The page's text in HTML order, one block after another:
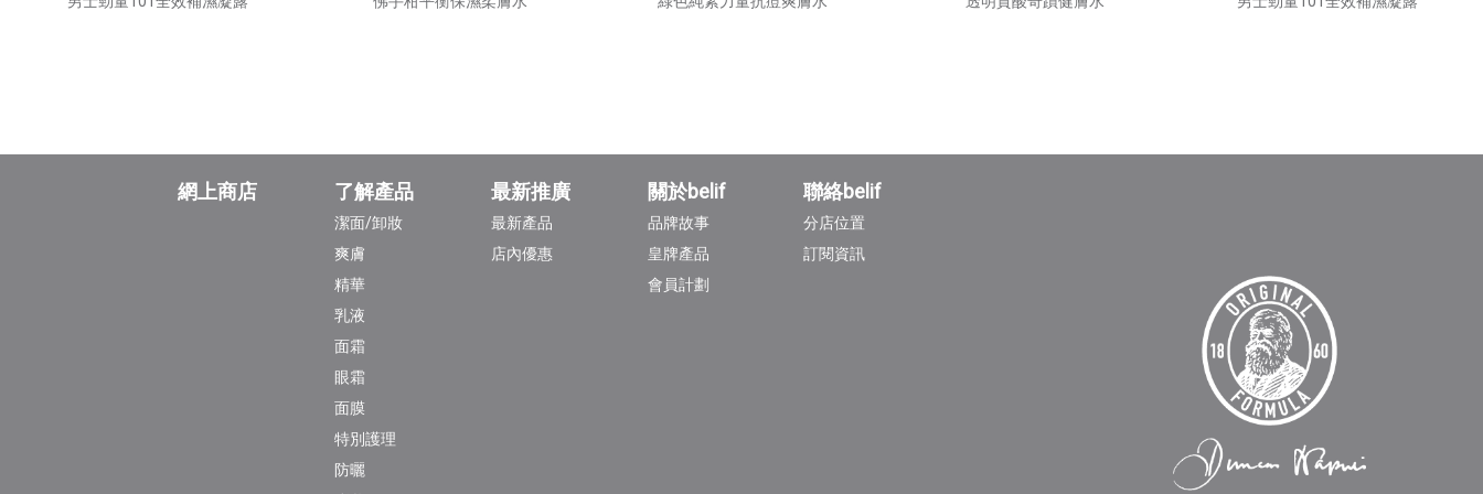
網上商店 了解產品
潔面/卸妝
爽膚
精華
乳液
面霜
眼霜
面膜
特別護理
防曬
最新推廣
最新產品
店內優惠
關於belif
品牌故事
皇牌產品
會員計劃
聯絡belif
分店位置
訂閱資訊